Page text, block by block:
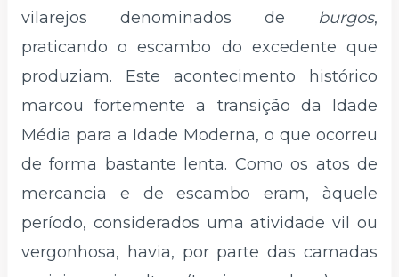
vilarejos denominados de burgos,
praticando o escambo do excedente que
produziam. Este acontecimento histórico
marcou fortemente a transição da Idade
Média para a Idade Moderna, o que ocorreu
de forma bastante lenta. Como os atos de
mercancia e de escambo eram, àquele
período, considerados uma atividade vil ou
vergonhosa, havia, por parte das camadas